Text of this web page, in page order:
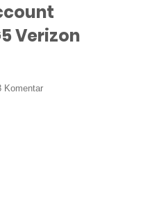
Verizon
Komentar